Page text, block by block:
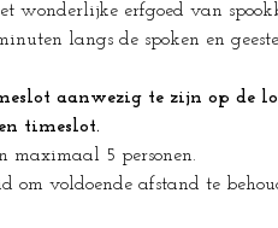
erfgoed van
langs de spoken en
aanwezig te zijn op de
timeslot.
maximaal 5 personen.
om voldoende afstand te